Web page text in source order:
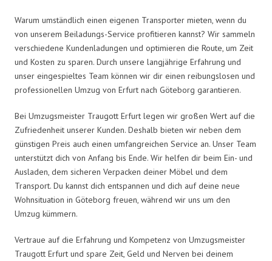
Warum umständlich einen eigenen Transporter mieten, wenn du
von unserem Beiladungs-Service profitieren kannst? Wir sammeln
verschiedene Kundenladungen und optimieren die Route, um Zeit
und Kosten zu sparen. Durch unsere langjährige Erfahrung und
unser eingespieltes Team können wir dir einen reibungslosen und
professionellen Umzug von Erfurt nach Göteborg garantieren.
Bei Umzugsmeister Traugott Erfurt legen wir großen Wert auf die
Zufriedenheit unserer Kunden. Deshalb bieten wir neben dem
günstigen Preis auch einen umfangreichen Service an. Unser Team
unterstützt dich von Anfang bis Ende. Wir helfen dir beim Ein- und
Ausladen, dem sicheren Verpacken deiner Möbel und dem
Transport. Du kannst dich entspannen und dich auf deine neue
Wohnsituation in Göteborg freuen, während wir uns um den
Umzug kümmern.
Vertraue auf die Erfahrung und Kompetenz von Umzugsmeister
Traugott Erfurt und spare Zeit, Geld und Nerven bei deinem